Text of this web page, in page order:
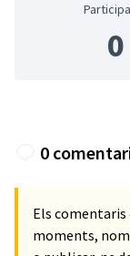
0
0
Els
moments,